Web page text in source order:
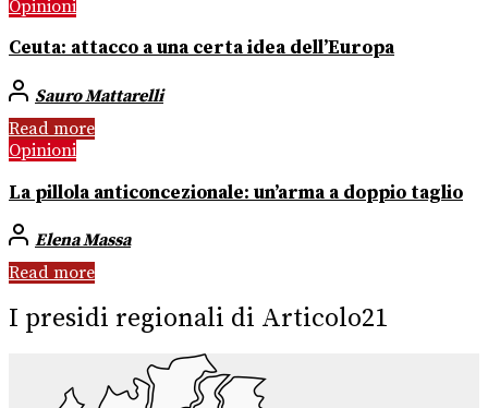
Opinioni
Ceuta: attacco a una certa idea dell’Europa
Sauro Mattarelli
Read more
Opinioni
La pillola anticoncezionale: un’arma a doppio taglio
Elena Massa
Read more
I presidi regionali di Articolo21